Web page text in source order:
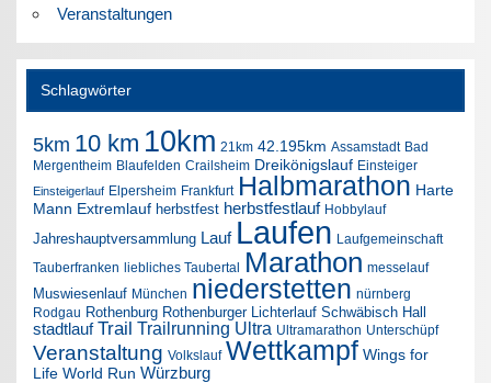
Veranstaltungen
Schlagwörter
5km 10 km 10km 21km 42.195km Assamstadt Bad
Mergentheim Blaufelden Crailsheim Dreikönigslauf Einsteiger
Einsteigerlauf Elpersheim Frankfurt Halbmarathon Harte
Mann Extremlauf herbstfest herbstfestlauf Hobbylauf
Jahreshauptversammlung Lauf Laufen Laufgemeinschaft
Tauberfranken liebliches Taubertal Marathon messelauf
Muswiesenlauf München niederstetten nürnberg
Rodgau Rothenburg Rothenburger Lichterlauf Schwäbisch Hall
stadtlauf Trail Trailrunning Ultra Ultramarathon Unterschüpf
Veranstaltung Volkslauf Wettkampf Wings for
Life World Run Würzburg